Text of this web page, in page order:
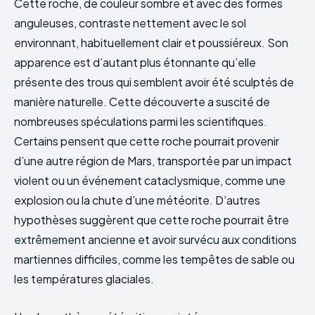
Cette roche, de couleur sombre et avec des formes
anguleuses, contraste nettement avec le sol
environnant, habituellement clair et poussiéreux. Son
apparence est d’autant plus étonnante qu’elle
présente des trous qui semblent avoir été sculptés de
manière naturelle. Cette découverte a suscité de
nombreuses spéculations parmi les scientifiques.
Certains pensent que cette roche pourrait provenir
d’une autre région de Mars, transportée par un impact
violent ou un événement cataclysmique, comme une
explosion ou la chute d’une météorite. D’autres
hypothèses suggèrent que cette roche pourrait être
extrêmement ancienne et avoir survécu aux conditions
martiennes difficiles, comme les tempêtes de sable ou
les températures glaciales.